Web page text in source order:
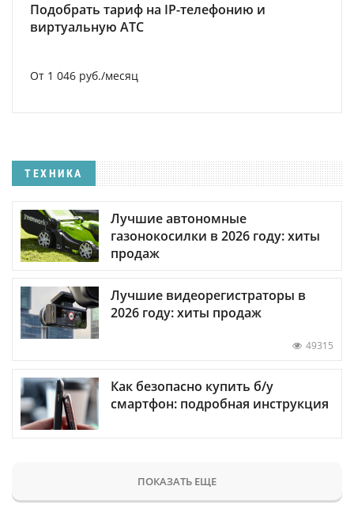
Подобрать тариф на IP-телефонию и
виртуальную АТС
От 1 046 руб./месяц
ТЕХНИКА
Лучшие автономные
газонокосилки в 2026 году: хиты
продаж
Лучшие видеорегистраторы в
2026 году: хиты продаж
49315
Как безопасно купить б/у
смартфон: подробная инструкция
ПОКАЗАТЬ ЕЩЕ